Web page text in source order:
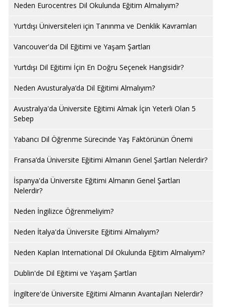
Neden Eurocentres Dil Okulunda Eğitim Almalıyım?
Yurtdışı Üniversiteleri için Tanınma ve Denklik Kavramları
Vancouver'da Dil Eğitimi ve Yaşam Şartları
Yurtdışı Dil Eğitimi İçin En Doğru Seçenek Hangisidir?
Neden Avusturalya’da Dil Eğitimi Almalıyım?
Avustralya'da Üniversite Eğitimi Almak İçin Yeterli Olan 5
Sebep
Yabancı Dil Öğrenme Sürecinde Yaş Faktörünün Önemi
Fransa’da Üniversite Eğitimi Almanın Genel Şartları Nelerdir?
İspanya'da Üniversite Eğitimi Almanın Genel Şartları
Nelerdir?
Neden İngilizce Öğrenmeliyim?
Neden İtalya'da Üniversite Eğitimi Almalıyım?
Neden Kaplan International Dil Okulunda Eğitim Almalıyım?
Dublin'de Dil Eğitimi ve Yaşam Şartları
İngiltere'de Üniversite Eğitimi Almanın Avantajları Nelerdir?